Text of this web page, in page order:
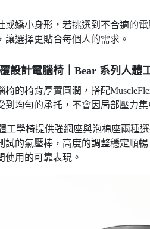
或嬌小身形，若挑選到不合適的
讓選擇更貼合每個人的需求。
設計電腦椅｜Bear 系列人體
椅的椅背厚實圓潤，搭配
到均勻的承托，不會因局部壓力
工學椅提供強網座與泡棉座兩種
試的氣壓棒，高度的調整穩定順
使用的可靠表現。